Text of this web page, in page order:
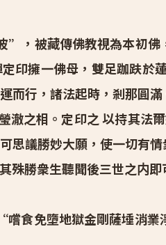
，被藏傳佛教視為本初佛
印擁一佛母，雙足跏趺於
而行，諸法起時，剎那圓
澈之相。定印之 以持其法
思議勝妙大願，使一切有
殊勝衆生聽聞後三世之内即
食免墮地獄金剛薩埵消